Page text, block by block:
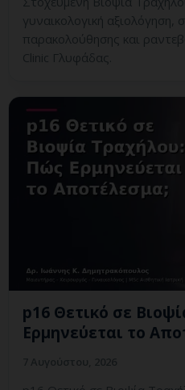
γυναικολογική αξιολόγηση,
παρακολούθησης και
Clinic Γλυφάδας.
p16 Θετικό σε
Ερμηνεύεται το